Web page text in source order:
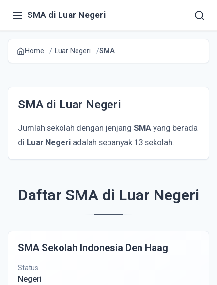
SMA di Luar Negeri
Home Luar Negeri SMA
SMA di Luar Negeri
Jumlah sekolah dengan jenjang SMA yang berada
di Luar Negeri adalah sebanyak 13 sekolah.
Daftar SMA di Luar Negeri
SMA Sekolah Indonesia Den Haag
Status
Negeri